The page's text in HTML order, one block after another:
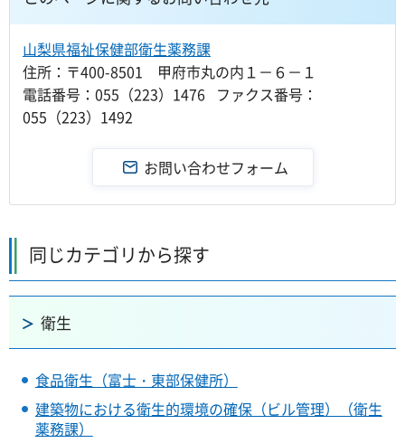
山梨県福祉保健部衛生薬務課
住所：〒400-8501 甲府市丸の内１－６－１
電話番号：055（223）1476 ファクス番号：
055（223）1492
同じカテゴリから探す
衛生
食品衛生（富士・東部保健所）
建築物における衛生的環境の確保（ビル管理）（衛生
薬務課）